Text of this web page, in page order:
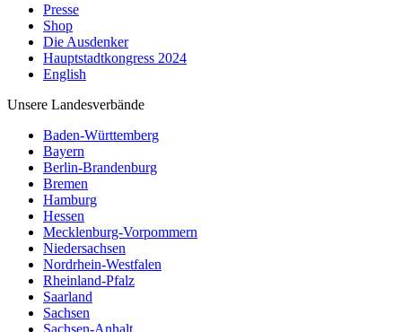
Presse
Shop
Die Ausdenker
Hauptstadtkongress 2024
English
Unsere Landesverbände
Baden-Württemberg
Bayern
Berlin-Brandenburg
Bremen
Hamburg
Hessen
Mecklenburg-Vorpommern
Niedersachsen
Nordrhein-Westfalen
Rheinland-Pfalz
Saarland
Sachsen
Sachsen-Anhalt